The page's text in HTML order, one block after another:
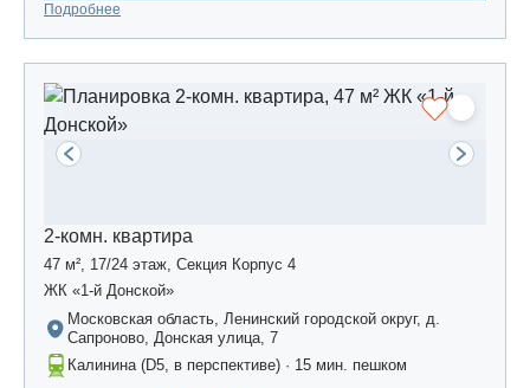
Подробнее
2-комн. квартира
47 м², 17/24 этаж, Секция Корпус 4
ЖК «1-й Донской»
Московская область, Ленинский городской округ, д.
Сапроново, Донская улица, 7
Калинина (D5, в перспективе) · 15 мин. пешком